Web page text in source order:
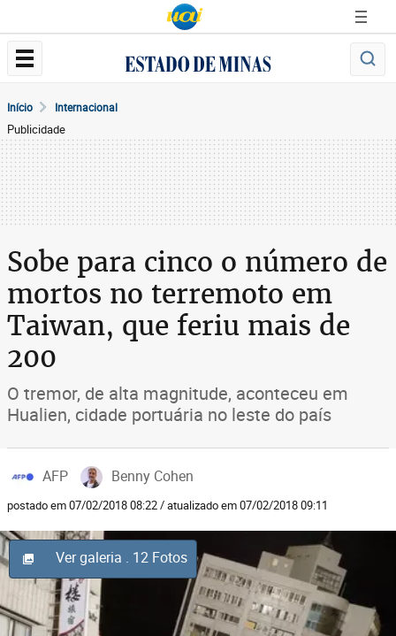
Início Internacional
Publicidade
Sobe para cinco o número de
mortos no terremoto em
Taiwan, que feriu mais de
200
O tremor, de alta magnitude, aconteceu em
Hualien, cidade portuária no leste do país
AFP Benny Cohen
postado em 07/02/2018 08:22 / atualizado em 07/02/2018 09:11
Ver galeria . 12 Fotos